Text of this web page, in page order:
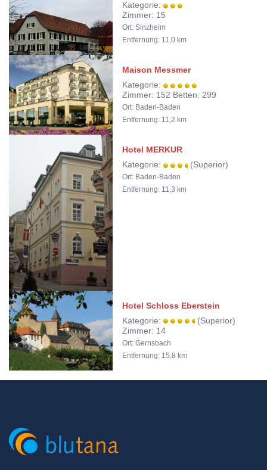
Kategorie:
Zimmer: 15
Ort: Sinzheim
Entfernung: 11,0 km
Maison Messmer
Kategorie:
Zimmer: 152 Betten: 299
Ort: Baden-Baden
Entfernung: 11,2 km
Hotel MERKUR
Kategorie: (Superior)
Ort: Baden-Baden
Entfernung: 11,3 km
Hotel Schloss Eberstein
Kategorie:
(Superior)
Zimmer: 14
Ort: Gernsbach
Entfernung: 15,8 km